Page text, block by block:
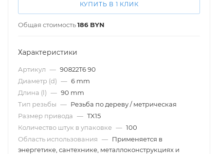
КУПИТЬ В 1 КЛИК
Общая стоимость186 BYN
Характеристики
Артикул — 90822T6 90
Диаметр (d) — 6 mm
Длина (l) — 90 mm
Тип резьбы — Резьба по дереву / метрическая
Размер привода — TX15
Количество штук в упаковке — 100
Область использования — Применяется в
энергетике, сантехнике, металлоконструкциях и